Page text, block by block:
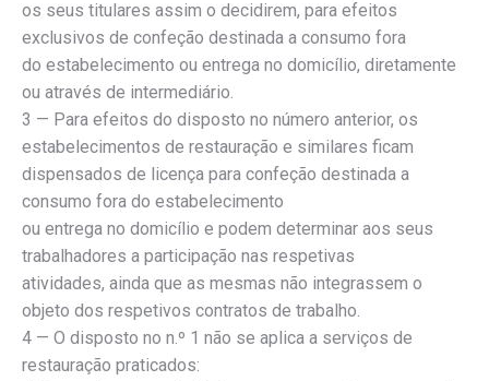
os seus titulares assim o decidirem, para efeitos
exclusivos de confeção destinada a consumo fora
do estabelecimento ou entrega no domicílio, diretamente
ou através de intermediário.
3 — Para efeitos do disposto no número anterior, os
estabelecimentos de restauração e similares ficam
dispensados de licença para confeção destinada a
consumo fora do estabelecimento
ou entrega no domicílio e podem determinar aos seus
trabalhadores a participação nas respetivas
atividades, ainda que as mesmas não integrassem o
objeto dos respetivos contratos de trabalho.
4 — O disposto no n.º 1 não se aplica a serviços de
restauração praticados: